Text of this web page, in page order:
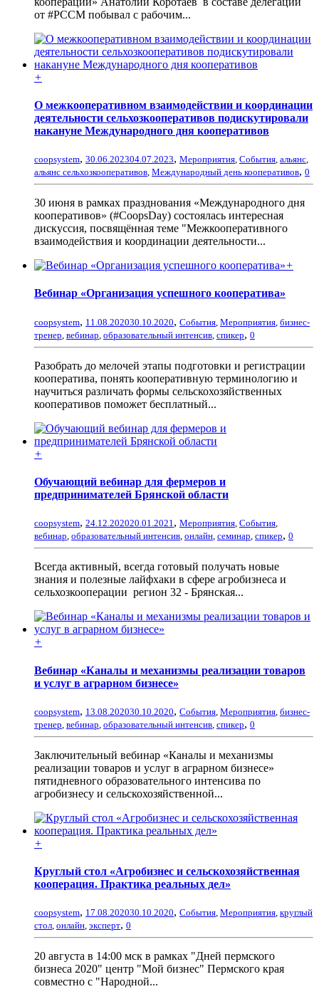
от #РССМ побывал с рабочим...
+
О межкооперативном взаимодействии и координации
деятельности сельхозкооперативов подискутировали
накануне Международного дня кооперативов
coopsystem, 30.06.202304.07.2023, Мероприятия, События, альянс,
альянс сельхозкооперативов, Международный день кооперативов, 0
30 июня в рамках празднования «Международного дня
кооперативов» (#CoopsDay) состоялась интересная
дискуссия, посвящённая теме "Межкооперативного
взаимодействия и координации деятельности...
+
Вебинар «Организация успешного кооператива»
coopsystem, 11.08.202030.10.2020, События Мероприятия бизнес-
тренер вебинар образовательный интенсив спикер, 0
Разобрать до мелочей этапы подготовки и регистрации
кооператива, понять кооперативную терминологию и
научиться различать формы сельскохозяйственных
кооперативов поможет бесплатный...
+
Обучающий вебинар для фермеров и
предпринимателей Брянской области
coopsystem, 24.12.202020.01.2021, Мероприятия, События,
вебинар, образовательный интенсив, онлайн, семинар, спикер, 0
Всегда активный, всегда готовый получать новые
знания и полезные лайфхаки в сфере агробизнеса и
сельхозкооперации регион 32 - Брянская...
+
Вебинар «Каналы и механизмы реализации товаров
и услуг в аграрном бизнесе»
coopsystem, 13.08.202030.10.2020, События Мероприятия бизнес-
тренер вебинар образовательный интенсив спикер, 0
Заключительный вебинар «Каналы и механизмы
реализации товаров и услуг в аграрном бизнесе»
пятидневного образовательного интенсива по
агробизнесу и сельскохозяйственной...
+
Круглый стол «Агробизнес и сельскохозяйственная
кооперация. Практика реальных дел»
coopsystem, 17.08.202030.10.2020, События, Мероприятия, круглый
стол, онлайн, эксперт, 0
20 августа в 14:00 мск в рамках "Дней пермского
бизнеса 2020" центр "Мой бизнес" Пермского края
совместно с "Народной...